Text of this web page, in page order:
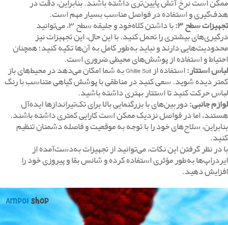
ممکن است نرخ آتش پایین‌تری داشته باشند. بنابراین، دقت در
هدف‌گیری و استفاده در فواصل مناسب بسیار مهم است.
تجهیزات سطح۳:
با داشتن کلاه‌خود و جلیقه سطح ۳، می‌توانید
درگیری‌های بیشتری را تحمل کنید. با این حال، این تجهیزات نیز
محدودیت‌هایی دارند و نباید به‌طور کامل به آن‌ها تکیه کنید؛ همچنان
احتیاط و استفاده از پوشش‌های محیطی ضروری است.
لباس استتار:استفاده ازGhillie Suitبه شما امکان می‌دهد در محیط‌های باز
کمتر دیده شوید. سعی کنید در مناطقی با پوشش گیاهی متناسب با رنگ
لباس حرکت کنید تا استتار بهتری داشته باشید.
لوازم جانبی:دوربین‌های با بزرگنمایی بالا برای تک‌تیراندازها ایده‌آل
هستند، اما در فواصل نزدیک ممکن است کارایی کمتری داشته باشند.
بنابراین، سلاح‌های خود را با توجه به موقعیت و فاصله دشمنان تنظیم
کنید.
با در نظر گرفتن این نکات، می‌توانید از تجهیزات به‌دست‌آمده از
ایردراپ‌ها به‌طور مؤثری استفاده کرده و شانس بقا و پیروزی خود را
افزایش دهید.